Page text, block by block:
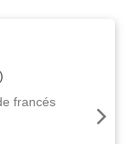
)
francés